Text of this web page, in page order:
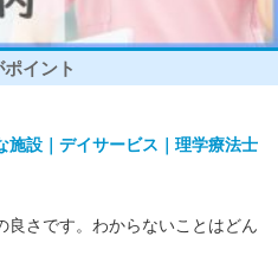
ポイント
施設｜デイサービス｜理学療法士
良さです。わからないことはどん